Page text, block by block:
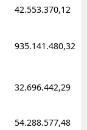
42.553.370,12
935.141.480,32
32.696.442,29
54.288.577,48